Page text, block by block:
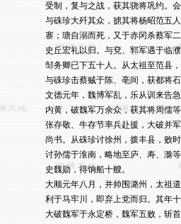
受制，复与之战，获其骁将巩约。
与硃珍大歼其众，掳其将杨昭范五
寨；瑭自溺而死，又于赤冈杀蔡军
史丘宏礼以归。与兗、郓军遇于临
邹务卿已下五十人。从太祖至范县
与硃珍击蔡贼于陈、亳间，获都将
文德元年，魏博军乱，乐从训来告
内黄，破魏军万余众，获其将周儒
张存敬、牛存节率兵赴援，大破并
尚书。从硃珍讨徐州，拨丰县，败
讨孙儒于淮南，略地至庐、寿、滁
史魏勋，得饷船十艘。
大顺元年八月，并帅围潞州，太祖
利于马牢川，即弃上党而归。其年
大破魏军于永定桥，魏军五败，斩